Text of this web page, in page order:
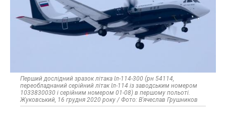
Перший дослідний зразок літака Іл-114-300 (рн 54114,
переобладнаний серійний літак Іл-114 із заводським номером
1033830030 і серійним номером 01-08) в першому польоті.
Жуковський, 16 грудня 2020 року / Фото: В'ячеслав Грушников